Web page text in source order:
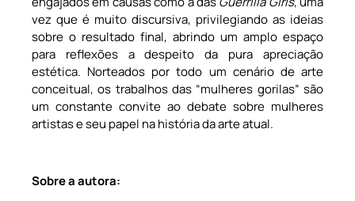
vez que é muito discursiva, privilegiando as ideias
sobre o resultado final, abrindo um amplo espaço
para reflexões a despeito da pura apreciação
estética. Norteados por todo um cenário de arte
conceitual, os trabalhos das “mulheres gorilas” são
um constante convite ao debate sobre mulheres
artistas e seu papel na história da arte atual.
Sobre a autora: